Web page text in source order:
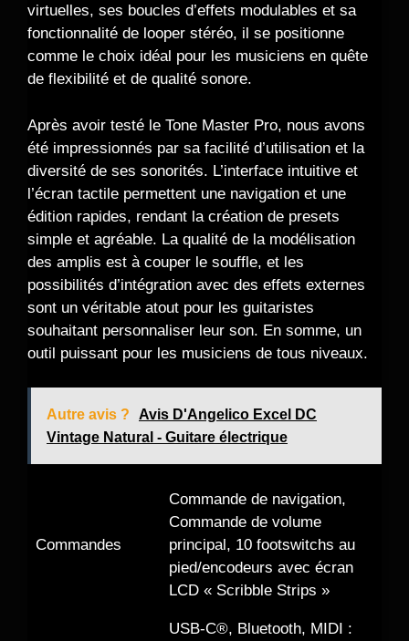
virtuelles, ses boucles d’effets modulables et sa
fonctionnalité de looper stéréo, il se positionne
comme le choix idéal pour les musiciens en quête
de flexibilité et de qualité sonore.
Après avoir testé le Tone Master Pro, nous avons
été impressionnés par sa facilité d’utilisation et la
diversité de ses sonorités. L’interface intuitive et
l’écran tactile permettent une navigation et une
édition rapides, rendant la création de presets
simple et agréable. La qualité de la modélisation
des amplis est à couper le souffle, et les
possibilités d’intégration avec des effets externes
sont un véritable atout pour les guitaristes
souhaitant personnaliser leur son. En somme, un
outil puissant pour les musiciens de tous niveaux.
Autre avis ?
Avis D'Angelico Excel DC
Vintage Natural - Guitare électrique
Commandes
Commande de navigation,
Commande de volume
principal, 10 footswitchs au
pied/encodeurs avec écran
LCD « Scribble Strips »
USB-C®, Bluetooth, MIDI :